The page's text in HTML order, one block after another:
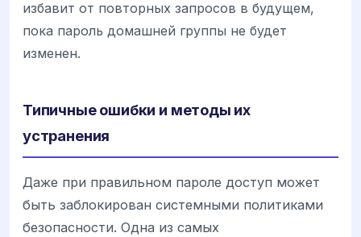
избавит от повторных запросов в будущем,
пока пароль домашней группы не будет
изменен.
Типичные ошибки и методы их
устранения
Даже при правильном пароле доступ может
быть заблокирован системными политиками
безопасности. Одна из самых